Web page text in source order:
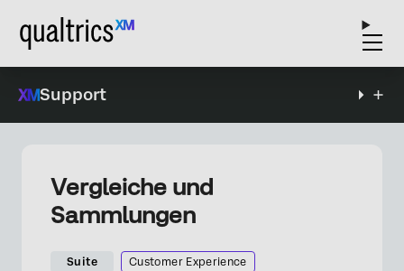
Support
Vergleiche und
Sammlungen
Suite Customer Experience